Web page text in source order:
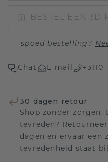
BESTEL EEN 3D
spoed bestelling?
Chat E-mail +3110
30 dagen retour
Shop zonder
tevreden?
dagen en ervaar een
tevredenheid staat